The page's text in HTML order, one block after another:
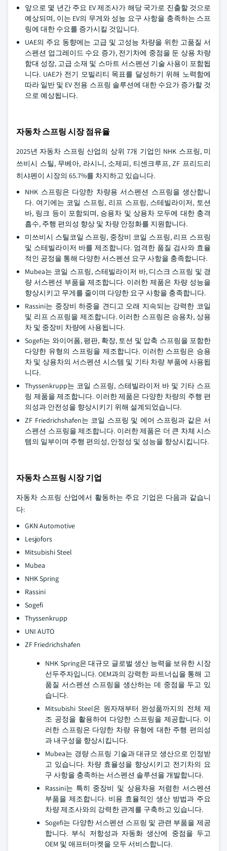
앞으로 몇 년간 주요 EV 제조사가 해당 국가로 진출할 것으로
예상되며, 이는 EV의 무게와 성능 요구 사항을 충족하는 스프
링에 대한 수요를 증가시킬 것입니다.
UAE의 주요 동향에는 고급 및 고성능 차량을 위한 고품질 서
스펜션 업그레이드 수요 증가, 전기차에 중점을 둔 상용 차량
함대 성장, 고급 소재 및 스마트 서스펜션 기술 사용이 포함됩
니다. UAE가 전기 모빌리티 목표를 달성하기 위해 노력함에
따라 일반 및 EV 전용 스프링 솔루션에 대한 수요가 증가할 것
으로 예상됩니다.
자동차 스프링 시장 점유율
2025년 자동차 스프링 산업의 상위 7개 기업인 NHK 스프링, 미
쓰비시 스틸, 무베아, 라시니, 소제피, 티센크루프, ZF 프리드리
히샤펜이 시장의 65.7%를 차지하고 있습니다.
NHK 스프링은 다양한 차량용 서스펜션 스프링을 생산합니
다. 여기에는 코일 스프링, 리프 스프링, 스테빌라이저, 토션
바, 링크 등이 포함되며, 승용차 및 상용차 모두에 대한 충격
흡수, 주행 편의성 향상 및 차량 안정화를 지원합니다.
미쓰비시 스틸코일 스프링, 중장비 코일 스프링, 리프 스프링
및 스테빌라이저 바를 제조합니다. 엄격한 품질 검사와 효율
적인 공정을 통해 다양한 서스펜션 요구 사항을 충족합니다.
Mubea는 코일 스프링, 스테빌라이저 바, 디스크 스프링 및 경
량 서스펜션 부품을 제조합니다. 이러한 제품은 차량 성능을
향상시키고 무게를 줄이며 다양한 요구 사항을 충족합니다.
Rassini는 중장비 하중을 견디고 오래 지속되는 강력한 코일
및 리프 스프링을 제조합니다. 이러한 스프링은 승용차, 상용
차 및 중장비 차량에 사용됩니다.
Sogefi는 와이어폼, 평판, 확장, 토션 및 압축 스프링을 포함한
다양한 유형의 스프링을 제조합니다. 이러한 스프링은 승용
차 및 상용차의 서스펜션 시스템 및 기타 차량 부품에 사용됩
니다.
Thyssenkrupp는 코일 스프링, 스테빌라이저 바 및 기타 스프
링 제품을 제조합니다. 이러한 제품은 다양한 차량의 주행 편
의성과 안전성을 향상시키기 위해 설계되었습니다.
ZF Friedrichshafen는 코일 스프링 및 에어 스프링과 같은 서
스펜션 스프링을 제조합니다. 이러한 제품은 더 큰 차체 시스
템의 일부이며 주행 편의성, 안정성 및 성능을 향상시킵니다.
자동차 스프링 시장 기업
자동차 스프링 산업에서 활동하는 주요 기업은 다음과 같습니
다:
GKN Automotive
Lesjofors
Mitsubishi Steel
Mubea
NHK Spring
Rassini
Sogefi
Thyssenkrupp
UNI AUTO
ZF Friedrichshafen
NHK Spring은 대규모 글로벌 생산 능력을 보유한 시장
선두주자입니다. OEM과의 강력한 파트너십을 통해 고
품질 서스펜션 스프링을 생산하는 데 중점을 두고 있
습니다.
Mitsubishi Steel은 원자재부터 완성품까지의 전체 제
조 공정을 활용하여 다양한 스프링을 제공합니다. 이
러한 스프링은 다양한 차량 유형에 대한 주행 편의성
과 내구성을 향상시킵니다.
Mubea는 경량 스프링 기술과 대규모 생산으로 인정받
고 있습니다. 차량 효율성을 향상시키고 전기차의 요
구 사항을 충족하는 서스펜션 솔루션을 개발합니다.
Rassini는 특히 중장비 및 상용차용 저렴한 서스펜션
부품을 제조합니다. 비용 효율적인 생산 방법과 주요
차량 제조사와의 강력한 관계를 구축하고 있습니다.
Sogefi는 다양한 서스펜션 스프링 및 관련 부품을 제공
합니다. 부식 저항성과 자동화 생산에 중점을 두고
OEM 및 애프터마켓을 모두 서비스합니다.